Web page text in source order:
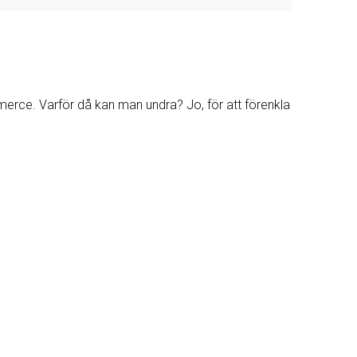
Varför då kan man undra? Jo, för att förenkla